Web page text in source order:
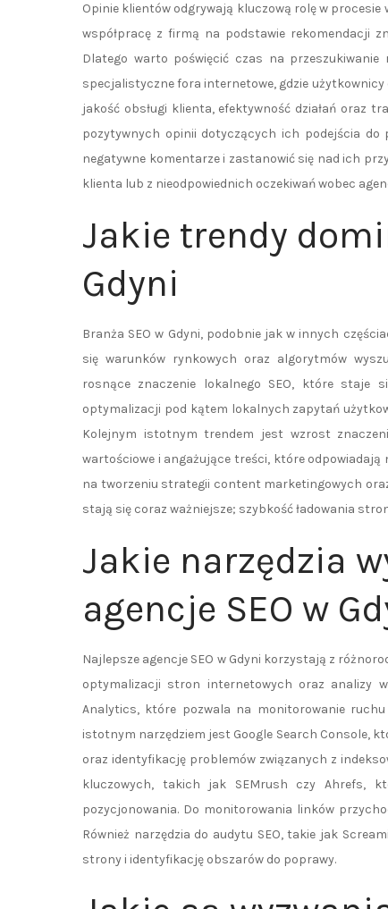
Opinie klientów odgrywają kluczową rolę w procesie
współpracę z firmą na podstawie rekomendacji
Dlatego warto poświęcić czas na
specjalistyczne fora internetowe, gdzie użytkownicy
jakość obsługi klienta, efektywność działań oraz
pozytywnych opinii dotyczących ich podejścia do
negatywne komentarze i zastanowić się nad ich
klienta lub z nieodpowiednich oczekiwań wobec
Jakie trendy
Gdyni
Branża SEO w Gdyni, podobnie jak w innych
się warunków rynkowych oraz algorytmów
rosnące znaczenie lokalnego SEO, które staje
optymalizacji pod kątem lokalnych zapytań
Kolejnym istotnym trendem jest wzrost
wartościowe i angażujące treści, które
na tworzeniu strategii content marketingowych
stają się coraz ważniejsze; szybkość ładowania
Jakie narzędzia
agencje SEO w
Najlepsze agencje SEO w Gdyni korzystają z
optymalizacji stron internetowych oraz analizy
Analytics, które pozwala na monitorowanie
istotnym narzędziem jest Google Search Console,
oraz identyfikację problemów związanych z
kluczowych, takich jak SEMrush czy Ahrefs,
pozycjonowania. Do monitorowania linków
Również narzędzia do audytu SEO, takie jak
strony i identyfikację obszarów do poprawy.